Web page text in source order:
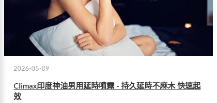
2026-05-09
Climax印度神油男用延時噴霧 - 持久延時不麻木 快速起
效